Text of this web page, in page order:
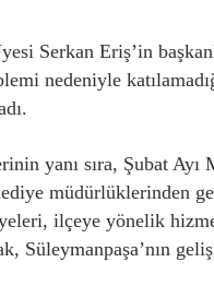
Serkan Eriş’in
nedeniyle
yanı sıra, Şubat Ayı
müdürlüklerinden
ilçeye yönelik
Süleymanpaşa’nın